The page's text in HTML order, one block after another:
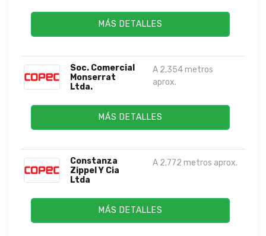
MÁS DETALLES
Soc. Comercial
Monserrat
Ltda.
A 2,354 metros
aprox.
MÁS DETALLES
Constanza
Zippel Y Cia
Ltda
A 2,772 metros aprox.
MÁS DETALLES